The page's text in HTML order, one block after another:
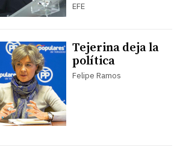
EFE
Tejerina deja la
política
Felipe Ramos